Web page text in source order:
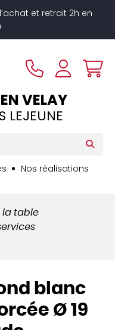
et retrait 2h en
VELAY
LEJEUNE
Nos réalisations
la table
blanc
Ø 19